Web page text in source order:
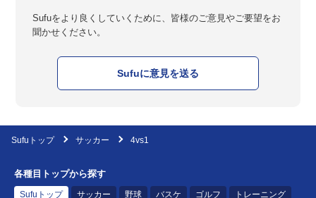
Sufuをより良くしていくために、皆様のご意見やご要望をお
聞かせください。
Sufuに意見を送る
Sufuトップ サッカー 4vs1
各種目トップから探す
Sufuトップ サッカー 野球 バスケ ゴルフ トレーニング